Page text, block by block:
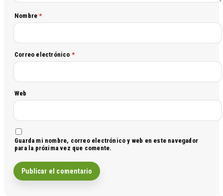
Nombre*
Correo electrónico *
Web
Guarda mi nombre, correo electrónico y web en este navegador
para la próxima vez que comente.